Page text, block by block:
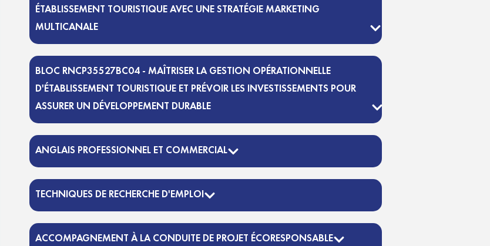
ÉTABLISSEMENT TOURISTIQUE AVEC UNE STRATÉGIE MARKETING
MULTICANALE
BLOC RNCP35527BC04 - MAÎTRISER LA GESTION OPÉRATIONNELLE
D'ÉTABLISSEMENT TOURISTIQUE ET PRÉVOIR LES INVESTISSEMENTS POUR
ASSURER UN DÉVELOPPEMENT DURABLE
ANGLAIS PROFESSIONNEL ET COMMERCIAL
TECHNIQUES DE RECHERCHE D'EMPLOI
ACCOMPAGNEMENT À LA CONDUITE DE PROJET ÉCORESPONSABLE